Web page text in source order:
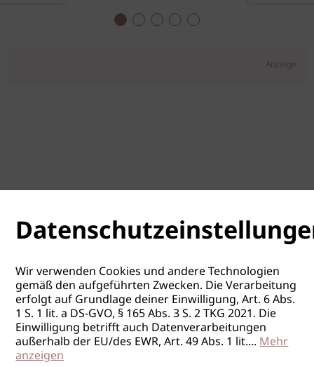
Anzeige
Wir verwenden Cookies und andere Technologien
gemäß den aufgeführten Zwecken. Die Verarbeitung
erfolgt auf Grundlage deiner Einwilligung, Art. 6 Abs.
1 S. 1 lit. a DS-GVO, § 165 Abs. 3 S. 2 TKG 2021. Die
Einwilligung betrifft auch Datenverarbeitungen
außerhalb der EU/des EWR, Art. 49 Abs. 1 lit....Mehr
anzeigen